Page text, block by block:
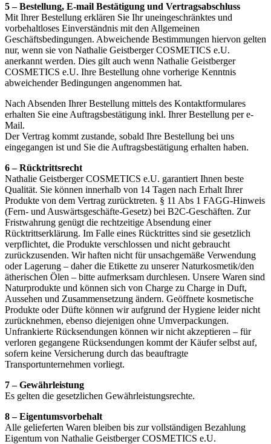
5 – Bestellung, E-mail Bestätigung und Vertragsabschluss
Mit Ihrer Bestellung erklären Sie Ihr uneingeschränktes und
vorbehaltloses Einverständnis mit den Allgemeinen
Geschäftsbedingungen. Abweichende Bestimmungen hiervon gelten
nur, wenn sie von Nathalie Geistberger COSMETICS e.U.
anerkannt werden. Dies gilt auch wenn Nathalie Geistberger
COSMETICS e.U. Ihre Bestellung ohne vorherige Kenntnis
abweichender Bedingungen angenommen hat.
Nach Absenden Ihrer Bestellung mittels des Kontaktformulares
erhalten Sie eine Auftragsbestätigung inkl. Ihrer Bestellung per e-
Mail.
Der Vertrag kommt zustande, sobald Ihre Bestellung bei uns
eingegangen ist und Sie die Auftragsbestätigung erhalten haben.
6 – Rücktrittsrecht
Nathalie Geistberger COSMETICS e.U. garantiert Ihnen beste
Qualität. Sie können innerhalb von 14 Tagen nach Erhalt Ihrer
Produkte von dem Vertrag zurücktreten. § 11 Abs 1 FAGG-Hinweis
(Fern- und Auswärtsgeschäfte-Gesetz) bei B2C-Geschäften. Zur
Fristwahrung genügt die rechtzeitige Absendung einer
Rücktrittserklärung. Im Falle eines Rücktrittes sind sie gesetzlich
verpflichtet, die Produkte verschlossen und nicht gebraucht
zurückzusenden. Wir haften nicht für unsachgemäße Verwendung
oder Lagerung – daher die Etikette zu unserer Naturkosmetik/den
ätherischen Ölen – bitte aufmerksam durchlesen. Unsere Waren sind
Naturprodukte und können sich von Charge zu Charge in Duft,
Aussehen und Zusammensetzung ändern. Geöffnete kosmetische
Produkte oder Düfte können wir aufgrund der Hygiene leider nicht
zurücknehmen, ebenso diejenigen ohne Umverpackungen.
Unfrankierte Rücksendungen können wir nicht akzeptieren – für
verloren gegangene Rücksendungen kommt der Käufer selbst auf,
sofern keine Versicherung durch das beauftragte
Transportunternehmen vorliegt.
7 – Gewährleistung
Es gelten die gesetzlichen Gewährleistungsrechte.
8 – Eigentumsvorbehalt
Alle gelieferten Waren bleiben bis zur vollständigen Bezahlung
Eigentum von Nathalie Geistberger COSMETICS e.U.